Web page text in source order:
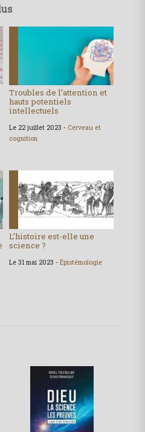
Troubles de l’attention et
hauts potentiels
intellectuels
Le 22 juillet 2023 - Cerveau et
cognition
L’histoire est-elle une
science ?
Le 31 mai 2023 - Épistémologie